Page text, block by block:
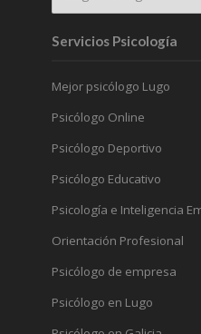
Servicios Psicología
Mejor psicólogo Lugo
Psicólogo Online
Psicólogo Deportivo
Psicólogo Educativo
Psicología e Inteligencia
Orientación Profesional
Psicólogo de empresa
Psicólogo en Lugo